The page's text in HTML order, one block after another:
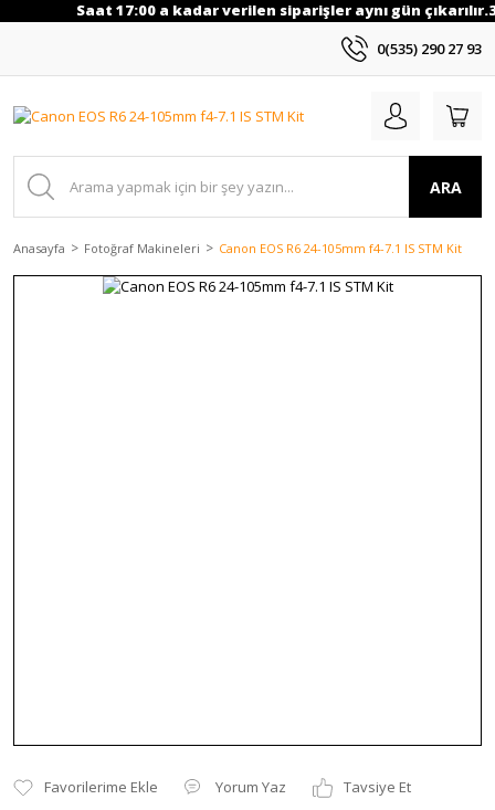
Saat 17:00 a kadar verilen siparişler aynı gün
0(535) 290 27 93
ARA
Anasayfa Fotoğraf Makineleri Canon EOS R6 24-105mm f4-7.1 IS STM Kit
Yorum Yaz
Tavsiye Et